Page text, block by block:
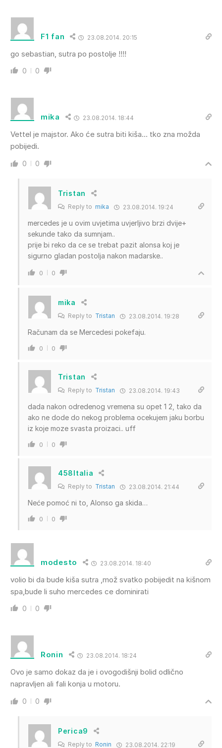
F1 fan 23.08.2014. 20:15
go sebastian, sutra po postolje !!!!
0 0
mika 23.08.2014. 18:44
Vettel je majstor. Ako će sutra biti kiša… tko zna možda
pobijedi.
0 0
Tristan
Reply to mika 23.08.2014. 19:24
mercedes je u ovim uvjetima uvjerljivo brzi dvije+
sekunde tako da sumnjam..
prije bi reko da ce se trebat pazit alonsa koj je
sigurno gladan postolja nakon madarske..
0 0
mika
Reply to Tristan 23.08.2014. 19:28
Računam da se Mercedesi pokefaju.
0 0
Tristan
Reply to Tristan 23.08.2014. 19:43
dada nakon odredenog vremena su opet 1 2, tako da
ako ne dode do nekog problema ocekujem jaku borbu
iz koje moze svasta proizaci.. uff
0 0
458Italia
Reply to Tristan 23.08.2014. 21:44
Neće pomoć ni to, Alonso ga skida…
0 0
modesto 23.08.2014. 18:40
volio bi da bude kiša sutra ,mož svatko pobijedit na kišnom
spa,bude li suho mercedes ce dominirati
0 0
Ronin 23.08.2014. 18:24
Ovo je samo dokaz da je i ovogodišnji bolid odlično
napravljen ali fali konja u motoru.
0 0
Perica9
Reply to Ronin 23.08.2014. 22:19